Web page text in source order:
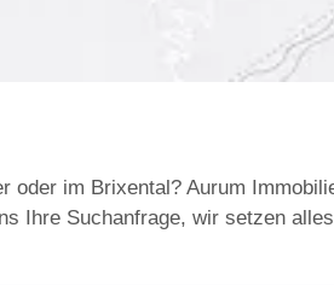
oder im Brixental? Aurum
Ihre Suchanfrage, wir setzen